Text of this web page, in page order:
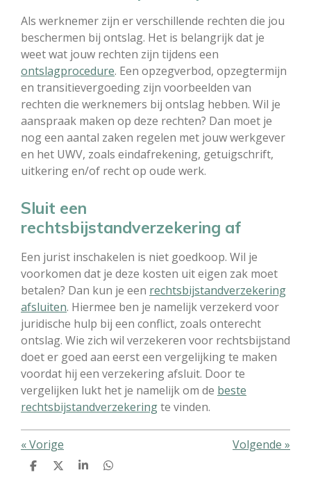
Als werknemer zijn er verschillende rechten die jou
beschermen bij ontslag. Het is belangrijk dat je
weet wat jouw rechten zijn tijdens een
ontslagprocedure. Een opzegverbod, opzegtermijn
en transitievergoeding zijn voorbeelden van
rechten die werknemers bij ontslag hebben. Wil je
aanspraak maken op deze rechten? Dan moet je
nog een aantal zaken regelen met jouw werkgever
en het UWV, zoals eindafrekening, getuigschrift,
uitkering en/of recht op oude werk.
Sluit een
rechtsbijstandverzekering af
Een jurist inschakelen is niet goedkoop. Wil je
voorkomen dat je deze kosten uit eigen zak moet
betalen? Dan kun je een rechtsbijstandverzekering
afsluiten. Hiermee ben je namelijk verzekerd voor
juridische hulp bij een conflict, zoals onterecht
ontslag. Wie zich wil verzekeren voor rechtsbijstand
doet er goed aan eerst een vergelijking te maken
voordat hij een verzekering afsluit. Door te
vergelijken lukt het je namelijk om de beste
rechtsbijstandverzekeringte vinden.
«Vorige Volgende »
D
D
S
D